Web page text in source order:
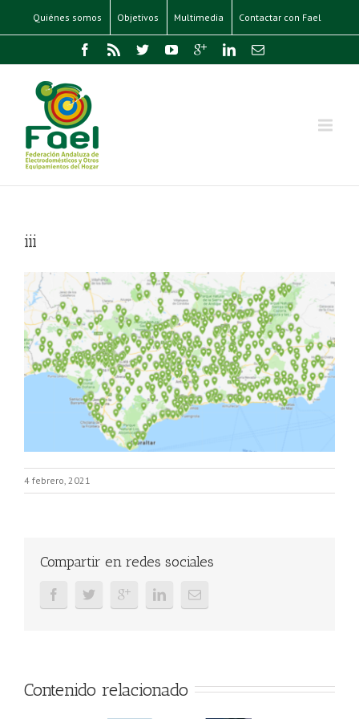
Quiénes somos Objetivos Multimedia Contactar con Fael
iii
4 febrero, 2021
Compartir en redes sociales
Contenido relacionado